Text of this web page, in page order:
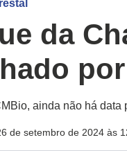
da
ainda não há data
de setembro de 2024 às